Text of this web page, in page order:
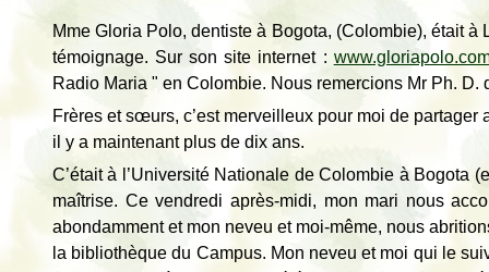
Mme Gloria Polo, dentiste à Bogota, (Colombie), était
témoignage. Sur son site internet :
Radio Maria " en Colombie. Nous remercions Mr Ph. D.
Frères et sœurs, c’est merveilleux pour moi de partager
il y a maintenant plus de dix ans.
C’était à l’Université Nationale de Colombie à Bogota
maîtrise. Ce vendredi après-midi, mon mari nous
abondamment et mon neveu et moi-même, nous
la bibliothèque du Campus. Mon neveu et moi qui le